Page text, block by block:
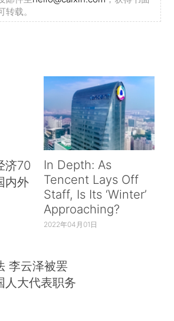
载。
济70
内外
In Depth: As
Tencent Lays Off
Staff, Is Its ‘Winter’
Approaching?
2022年04月01日
李云泽被罢
人大代表职务